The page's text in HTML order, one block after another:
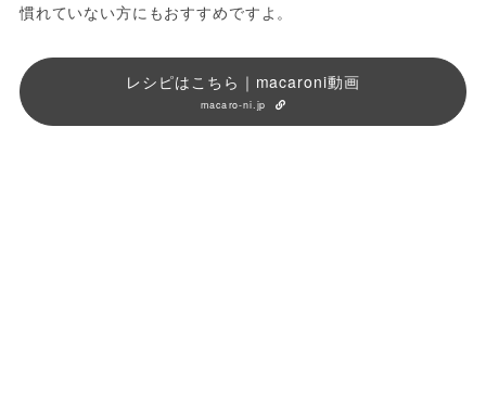
慣れていない方にもおすすめですよ。
レシピはこちら｜macaroni動画
macaro-ni.jp